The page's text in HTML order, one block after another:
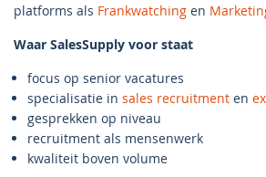
platforms als Frankwatching en
Waar SalesSupply voor staat
focus op senior vacatures
specialisatie in sales recruitment en
gesprekken op niveau
recruitment als mensenwerk
kwaliteit boven volume